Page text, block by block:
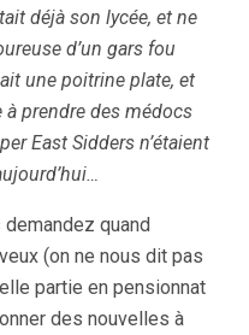
déjà son lycée, et ne
d’un gars fou
une poitrine plate, et
prendre des médocs
East Sidders n’étaient
demandez quand
(on ne nous dit pas
partie en pensionnat
des nouvelles à